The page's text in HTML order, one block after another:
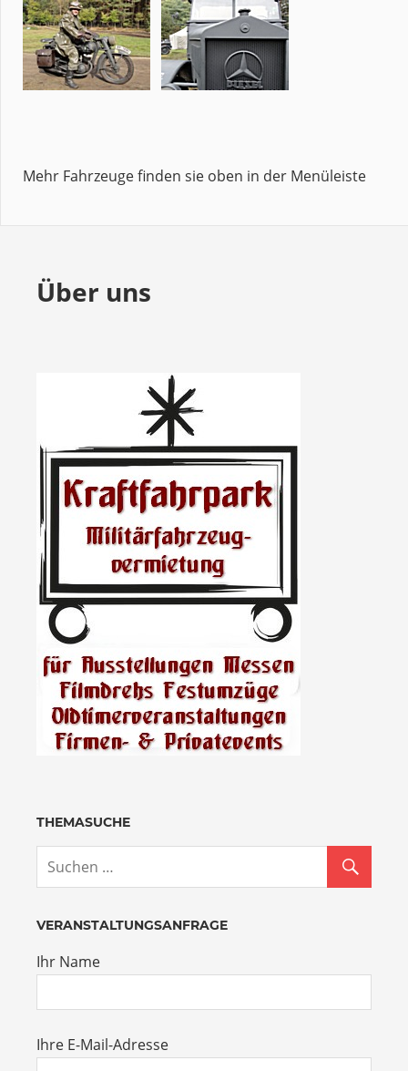
Mehr Fahrzeuge finden sie oben in der Menüleiste
Über uns
THEMASUCHE
VERANSTALTUNGSANFRAGE
Ihr Name
Ihre E-Mail-Adresse